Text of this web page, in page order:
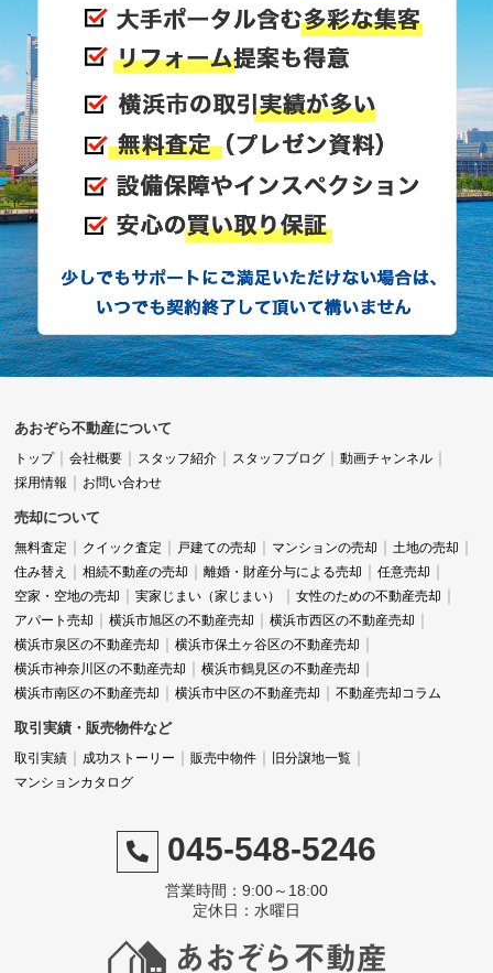
あおぞら不動産について
トップ 会社概要 スタッフ紹介 スタッフブログ
動画チャンネル
採用情報
お問い合わせ
売却について
無料査定 クイック査定 戸建ての売却 マンションの売却
土地の売却
住み替え
相続不動産の売却 離婚・財産分与による売却
任意売却
空家・空地の売却
実家じまい（家じまい）
女性のための不動産売却
アパート売却
横浜市旭区の不動産売却
横浜市西区の不動産売却
横浜市泉区の不動産売却
横浜市保土ヶ谷区の不動産売却
横浜市神奈川区の不動産売却
横浜市鶴見区の不動産売却
横浜市南区の不動産売却
横浜市中区の不動産売却 不動産売却コラム
取引実績・販売物件など
取引実績 成功ストーリー 販売中物件
旧分譲地一覧
マンションカタログ
045-548-5246
営業時間：9:00～18:00
定休日：水曜日